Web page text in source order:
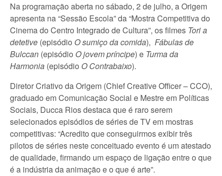
Na programação aberta no sábado, 2 de julho, a Origem
apresenta na “Sessão Escola” da “Mostra Competitiva do
Cinema do Centro Integrado de Cultura”, os filmes Tori a
detetive (episódio O sumiço da comida), Fábulas de
Bulccan (episódio O jovem príncipe) e Turma da
Harmonia (episódio O Contrabaixo).
Diretor Criativo da Origem (Chief Creative Officer – CCO),
graduado em Comunicação Social e Mestre em Políticas
Sociais, Ducca Rios destaca que é raro serem
selecionados episódios de séries de TV em mostras
competitivas: “Acredito que conseguirmos exibir três
pilotos de séries neste conceituado evento é um atestado
de qualidade, firmando um espaço de ligação entre o que
é a indústria da animação e o que é arte”.